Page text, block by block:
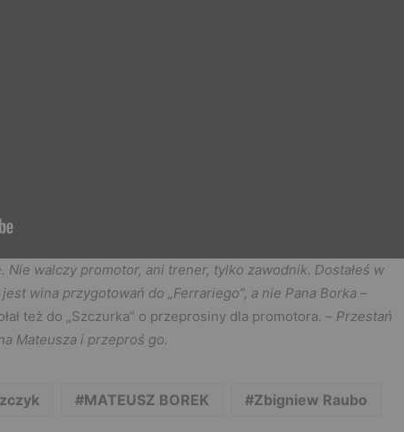
Nie walczy promotor, ani trener, tylko zawodnik. Dostałeś w
jest wina przygotowań do „Ferrariego”, a nie Pana Borka –
też do „Szczurka” o przeprosiny dla promotora. – Przestań
Mateusza i przeproś go.
MATEUSZ BOREK Zbigniew Raubo